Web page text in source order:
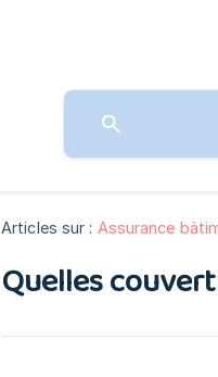
Articles sur : Assurance
Quelles